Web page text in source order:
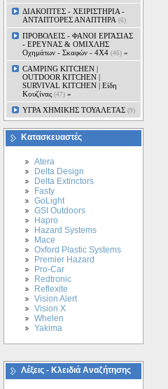
ΔΙΑΚΟΠΤΕΣ - XEIΡΙΣΤΗΡΙΑ -
ΑΝΤΑΠΤΟΡΕΣ ΑΝΑΠΤΗΡΑ (6)
ΠΡΟΒΟΛΕΙΣ - ΦΑΝΟΙ ΕΡΓΑΣΙΑΣ
- ΕΡΕΥΝΑΣ & ΟΜΙΧΛΗΣ
Οχημάτων - Σκαφών - 4Χ4 (46) »
CAMPING KITCHEN |
OUTDOOR KITCHEN |
SURVIVAL KITCHEN | Είδη
Κουζίνας (47) »
ΥΓΡΑ ΧΗΜΙΚΗΣ ΤΟΥΑΛΕΤΑΣ (9)
Κατασκευαστές
Atera
Delta Design
Delta Extinctors
Fasty
GoLight
GSI Outdoors
Hapro
Hazard Systems
Mace
Oxford Plastic Systems
Premier Hazard
Pro-Car
Redtronic
Reflexite
Vision Alert
Vision X
Whelen
Yakima
Λέξεις - Κλειδιά Αναζήτησης